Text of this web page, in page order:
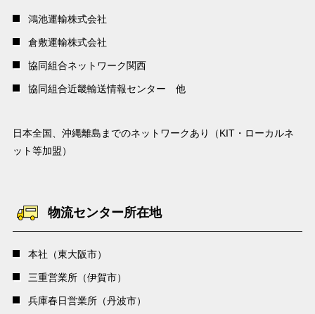
鴻池運輸株式会社
倉敷運輸株式会社
協同組合ネットワーク関西
協同組合近畿輸送情報センター 他
日本全国、沖縄離島までのネットワークあり（KIT・ローカルネ
ット等加盟）
物流センター所在地
本社（東大阪市）
三重営業所（伊賀市）
兵庫春日営業所（丹波市）